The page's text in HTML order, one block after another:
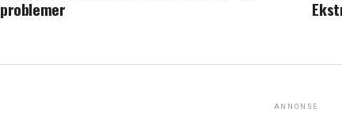
problemer
ANNONSE